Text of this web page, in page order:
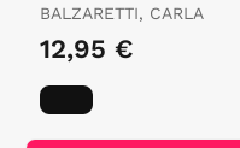
BALZARETTI, CARLA
12,95 €